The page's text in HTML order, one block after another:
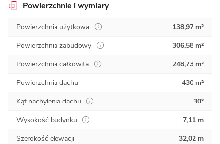
Powierzchnie i wymiary
Powierzchnia użytkowa
138,97 m²
Powierzchnia zabudowy
306,58 m²
Powierzchnia całkowita
248,73 m²
Powierzchnia dachu
430 m²
Kąt nachylenia dachu
30°
Wysokość budynku
7,11 m
Szerokość elewacji
32,02 m